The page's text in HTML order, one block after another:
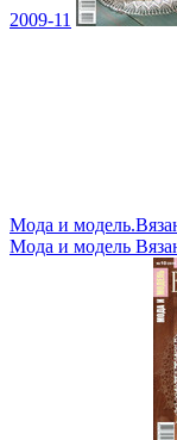
2009-11
Мода и
Мода и модель